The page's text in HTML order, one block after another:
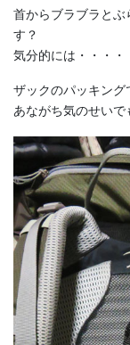
首からブラブラとぶ
す？
気分的には・・・・
ザックのパッキン
あながち気のせいで